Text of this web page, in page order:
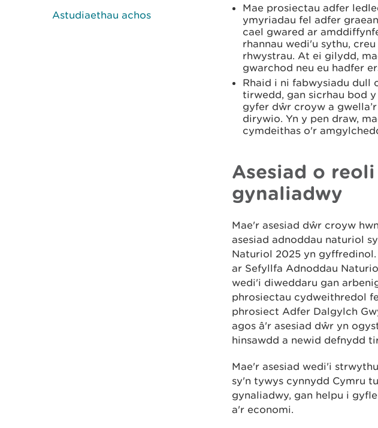
Astudiaethau achos
Mae prosiectau adfer
ymyriadau fel adfer
cael gwared ar
rhannau wedi'u sythu,
rhwystrau. At ei gilydd,
gwarchod neu eu hadfer
Rhaid i ni fabwysiadu
tirwedd, gan sicrhau bod
gyfer dŵr croyw a
dirywio. Yn y pen draw,
cymdeithas o'r
Asesiad o
gynaliadwy
Mae'r asesiad dŵr croyw
asesiad adnoddau naturiol
Naturiol 2025 yn
ar Sefyllfa Adnoddau
wedi'i diweddaru gan
phrosiectau cydweithredol
phrosiect Adfer Dalgylch
agos â'r asesiad dŵr yn
hinsawdd a newid defnydd
Mae'r asesiad wedi'i
sy'n tywys cynnydd Cymru
gynaliadwy, gan helpu i
a'r economi.